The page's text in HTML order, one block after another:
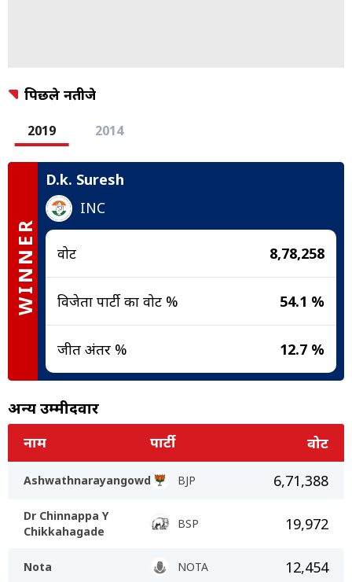
पिछले नतीजे
2019 2014
WINNER
D.k. Suresh
INC
वोट 8,78,258
विजेता पार्टी का वोट % 54.1 %
जीत अंतर % 12.7 %
अन्य उम्मीदवार
नाम पार्टी वोट
Ashwathnarayangowda BJP 6,71,388
Dr Chinnappa Y
Chikkahagade
BSP 19,972
Nota NOTA 12,454